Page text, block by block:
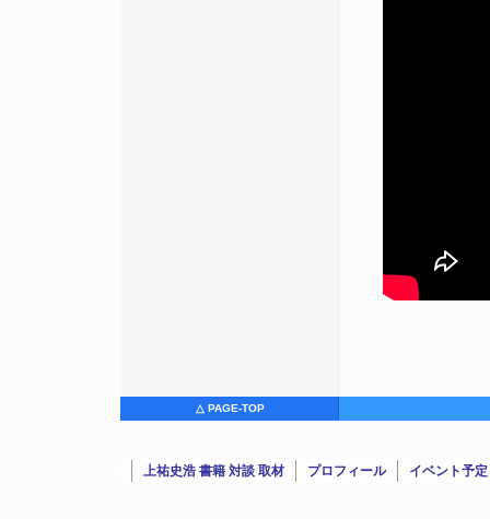
△ PAGE-TOP
上祐史浩 書籍 対談 取材 プロフィール イベント予定